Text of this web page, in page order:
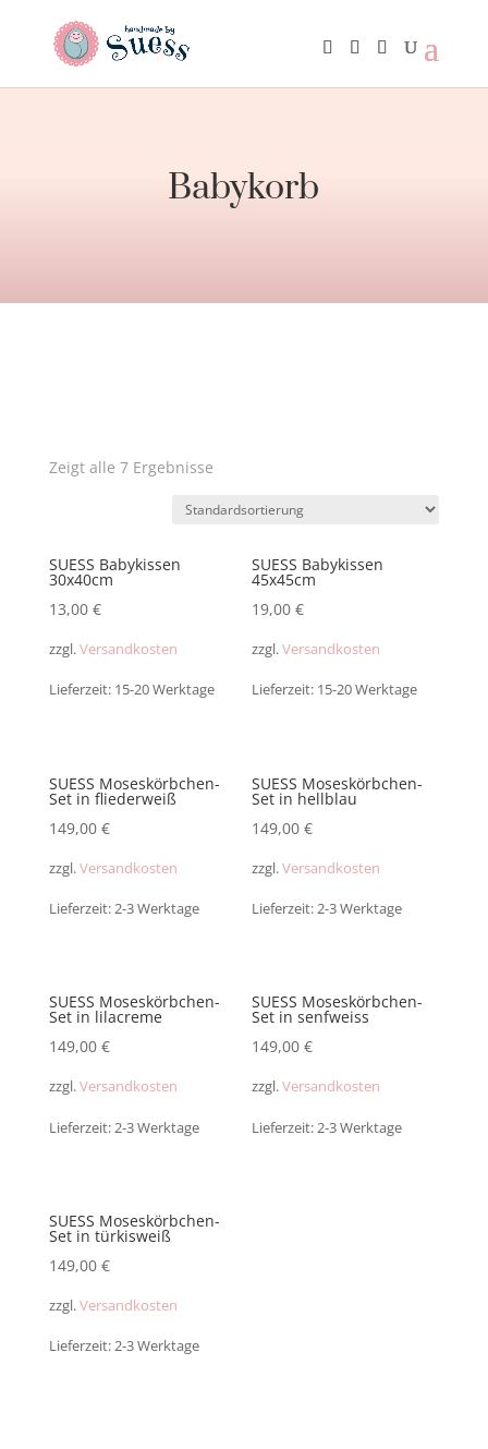
Babykorb
Zeigt alle 7 Ergebnisse
SUESS Babykissen
30x40cm
13,00 €
zzgl.Versandkosten
Lieferzeit: 15-20 Werktage
SUESS Babykissen
45x45cm
19,00€
zzgl.Versandkosten
Lieferzeit: 15-20 Werktage
SUESS Moseskörbchen-
Set in fliederweiß
149,00 €
zzgl.Versandkosten
Lieferzeit: 2-3 Werktage
SUESS Moseskörbchen-
Set in hellblau
149,00€
zzgl.Versandkosten
Lieferzeit: 2-3 Werktage
SUESS Moseskörbchen-
Set in lilacreme
149,00 €
zzgl.Versandkosten
Lieferzeit: 2-3 Werktage
SUESS Moseskörbchen-
Set in senfweiss
149,00€
zzgl.Versandkosten
Lieferzeit: 2-3 Werktage
SUESS Moseskörbchen-
Set in türkisweiß
149,00 €
zzgl.Versandkosten
Lieferzeit: 2-3 Werktage